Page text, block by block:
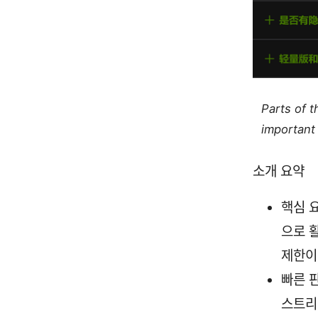
Parts of
소개 요약
핵심
으로
제한
빠른
스트